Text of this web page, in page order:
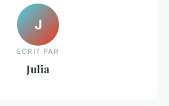
J
ECRIT PAR
Julia